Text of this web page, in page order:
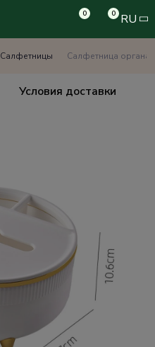
0 0 RU
Салфетницы Салфетница
Условия доставки